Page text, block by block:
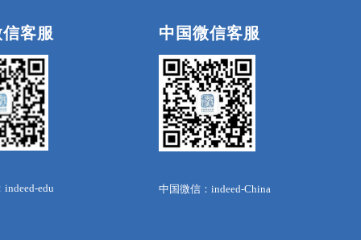
客服
edu
中国微信客服
中国微信：indeed-China